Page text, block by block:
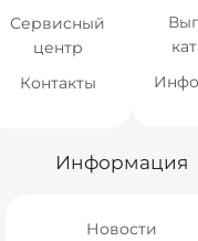
Сервисный
центр
Контакты
Информация
Новости